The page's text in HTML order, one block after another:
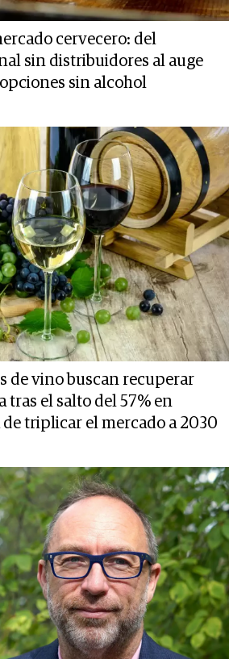
cervecero: del
sin distribuidores al auge
sin alcohol
de vino buscan recuperar
tras el salto del 57% en
de triplicar el mercado a 2030